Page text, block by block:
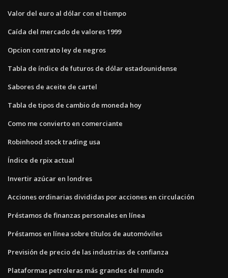
Valor del euro al dólar con el tiempo
Caída del mercado de valores 1999
Opcion contrato ley de negros
Tabla de índice de futuros de dólar estadounidense
Sabores de aceite de cartel
Tabla de tipos de cambio de moneda hoy
Como me convierto en comerciante
Robinhood stock trading usa
Índice de rpix actual
Invertir azúcar en londres
Acciones ordinarias divididas por acciones en circulación
Préstamos de finanzas personales en línea
Préstamos en línea sobre títulos de automóviles
Previsión de precio de las industrias de confianza
Plataformas petroleras más grandes del mundo